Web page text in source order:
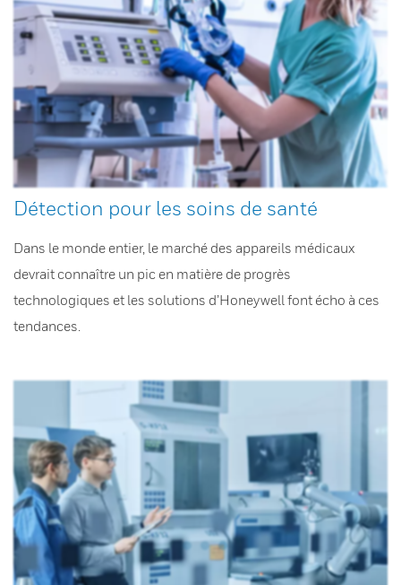
Détection pour les soins de santé
Dans le monde entier, le marché des appareils médicaux
devrait connaître un pic en matière de progrès
technologiques et les solutions d’Honeywell font écho à ces
tendances.